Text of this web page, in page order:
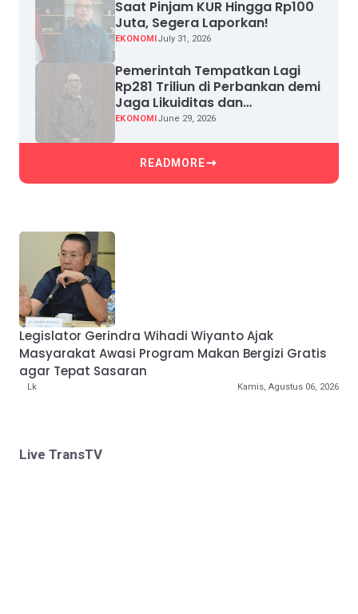
Saat Pinjam KUR Hingga Rp100
Juta, Segera Laporkan!
EKONOMIJuly 31, 2026
Pemerintah Tempatkan Lagi
Rp281 Triliun di Perbankan demi
Jaga Likuiditas dan
Pertumbuhan Kredit
EKONOMIJune 29, 2026
READMORE
Legislator Gerindra Wihadi Wiyanto Ajak
Masyarakat Awasi Program Makan Bergizi Gratis
agar Tepat Sasaran
Lk Kamis, Agustus 06, 2026
Live TransTV